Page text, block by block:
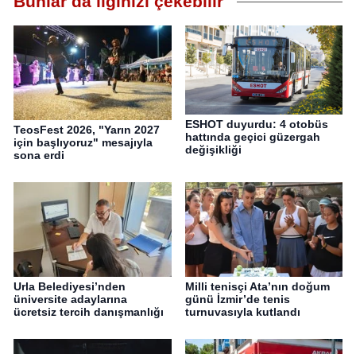
TeosFest 2026, "Yarın 2027
için başlıyoruz" mesajıyla
sona erdi
ESHOT duyurdu: 4 otobüs
hattında geçici güzergah
değişikliği
Urla Belediyesi’nden
üniversite adaylarına
ücretsiz tercih danışmanlığı
Milli tenisçi Ata’nın doğum
günü İzmir’de tenis
turnuvasıyla kutlandı